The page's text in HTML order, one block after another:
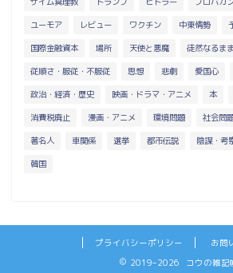
ユーモア レビュー ワクチン 中東情勢
国際金融資本 場所 天使と悪魔 徒然なるま
従順さ・服従・不服従 思想 悲劇 愛国心
政治・経済・歴史 映画・ドラマ・アニメ 本
消費税廃止 漫画・アニメ 環境問題 社会問
著名人 車関係 選挙 都市伝説 陰謀・考
韓国
プライバシーポリシー
お問
2019–2026 コウの雑記